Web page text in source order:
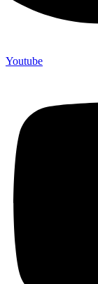
Youtube